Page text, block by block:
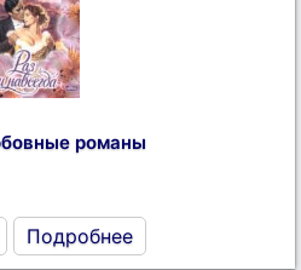
романы
Подробнее